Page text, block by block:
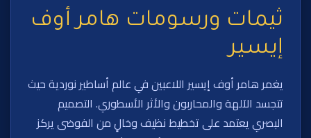
ثيمات ورسومات هامر أوف
إيسير
يغمر هامر أوف إيسير اللاعبين في عالم أساطير نوردية حيث
تتجسد الآلهة والمحاربون والأثر الأسطوري. التصميم
البصري يعتمد على تخطيط نظيف وخالٍ من الفوضى يركز